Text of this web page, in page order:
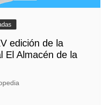
edición de la
El Almacén de la